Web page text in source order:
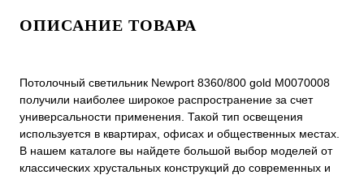
ОПИСАНИЕ ТОВАРА
Потолочный светильник Newport 8360/800 gold М0070008
получили наиболее широкое распространение за счет
универсальности применения. Такой тип освещения
используется в квартирах, офисах и общественных местах.
В нашем каталоге вы найдете большой выбор моделей от
классических хрустальных конструкций до современных и